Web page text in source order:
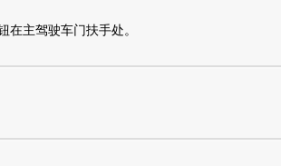
版价格
无锡
主驾驶车门扶手处。